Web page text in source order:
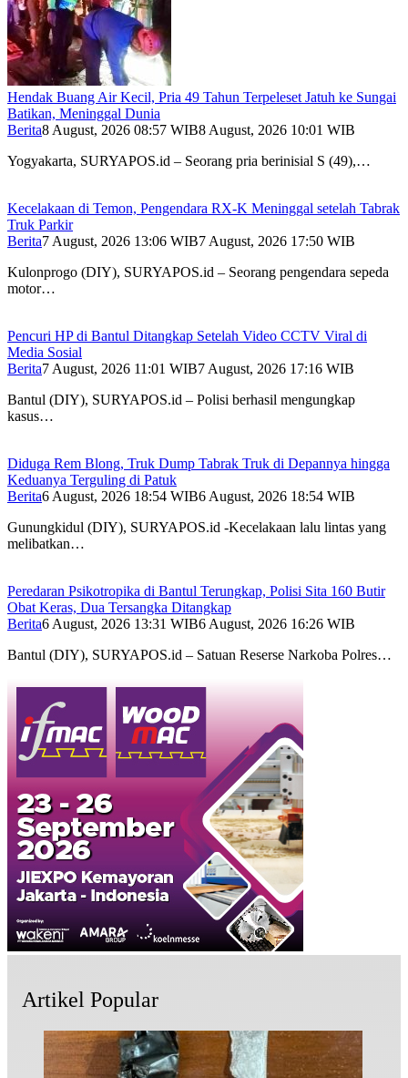
Hendak Buang Air Kecil, Pria 49 Tahun Terpeleset Jatuh ke Sungai
Batikan, Meninggal Dunia
Berita8 August, 2026 08:57 WIB8 August, 2026 10:01 WIB
Yogyakarta, SURYAPOS.id – Seorang pria berinisial S (49),…
Kecelakaan di Temon, Pengendara RX-K Meninggal setelah Tabrak
Truk Parkir
Berita7 August, 2026 13:06 WIB7 August, 2026 17:50 WIB
Kulonprogo (DIY), SURYAPOS.id – Seorang pengendara sepeda
motor…
Pencuri HP di Bantul Ditangkap Setelah Video CCTV Viral di
Media Sosial
Berita7 August, 2026 11:01 WIB7 August, 2026 17:16 WIB
Bantul (DIY), SURYAPOS.id – Polisi berhasil mengungkap
kasus…
Diduga Rem Blong, Truk Dump Tabrak Truk di Depannya hingga
Keduanya Terguling di Patuk
Berita6 August, 2026 18:54 WIB6 August, 2026 18:54 WIB
Gunungkidul (DIY), SURYAPOS.id -Kecelakaan lalu lintas yang
melibatkan…
Peredaran Psikotropika di Bantul Terungkap, Polisi Sita 160 Butir
Obat Keras, Dua Tersangka Ditangkap
Berita6 August, 2026 13:31 WIB6 August, 2026 16:26 WIB
Bantul (DIY), SURYAPOS.id – Satuan Reserse Narkoba Polres…
Artikel Popular